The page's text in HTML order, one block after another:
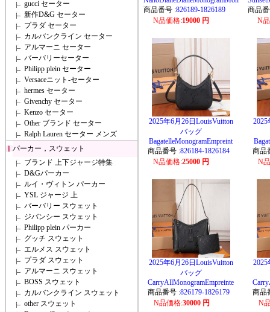
gucci セーター
新作D&G セーター
プラダ セーター
カルバンクライン セーター
アルマーニ セーター
バーバリーセーター
Philipp plein セーター
Versaceニット-セーター
hermes セーター
Givenchy セーター
Kenzo セーター
Other ブランド セーター
Ralph Lauren セーター メンズ
パーカー，スウェット
ブランド 上下ジャージ特集
D&Gパーカー
ルイ・ヴィトン パーカー
YSL ジャージ 上
バーバリー スウェット
ジバンシー スウェット
Philipp plein パーカー
グッチ スウェット
エルメス スウェット
プラダ スウェット
アルマーニ スウェット
BOSS スウェット
カルバンクライン スウェット
other スウェット
商品番号 :826189-1826189
N品価格:19000 円
商品
N
2025年6月26日LouisVuitton
バッグ
BagatelleMonogramEmpreint
商品番号 :826184-1826184
N品価格:25000 円
商品
N
2025年6月26日LouisVuitton
バッグ
CarryAllMonogramEmpreinte
商品番号 :826179-1826179
N品価格:30000 円
商品
N